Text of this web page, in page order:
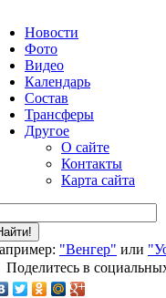
Новости
Фото
Видео
Календарь
Состав
Трансферы
Другое
О сайте
Контакты
Карта сайта
"Венгер" или
Поделитесь в